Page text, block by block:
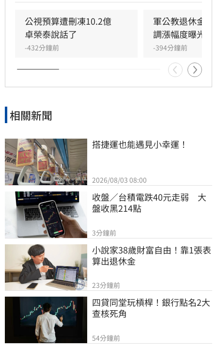
院運作，立法院長韓國瑜也提醒，本年度僅剩約
4個月，呼籲她慎重考慮。
公視預算遭刪凍10.2億
卓榮泰說話了
-432分鐘前
軍公教退休金
調漲幅度曝光
-394分鐘前
相關新聞
搭捷運也能遇見小幸運！
2026/08/03 08:00
收盤／台積電跌40元走弱　大
盤收黑214點
3分鐘前
小說家38歲財富自由！靠1張表
算出退休金
23分鐘前
四貸同堂玩槓桿！銀行點名2大
查核死角
54分鐘前